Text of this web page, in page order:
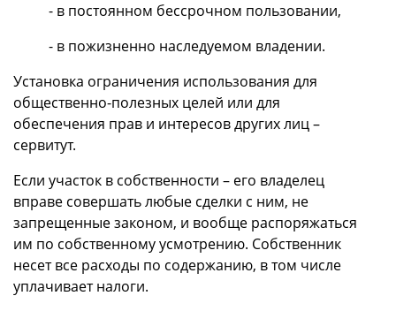
- в постоянном бессрочном пользовании,
- в пожизненно наследуемом владении.
Установка ограничения использования для
общественно-полезных целей или для
обеспечения прав и интересов других лиц –
сервитут.
Если участок в собственности – его владелец
вправе совершать любые сделки с ним, не
запрещенные законом, и вообще распоряжаться
им по собственному усмотрению. Собственник
несет все расходы по содержанию, в том числе
уплачивает налоги.